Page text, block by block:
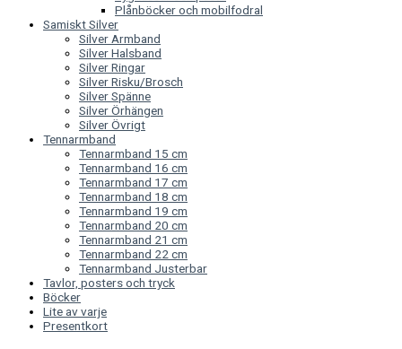
Plånböcker och mobilfodral
Samiskt Silver
Silver Armband
Silver Halsband
Silver Ringar
Silver Risku/Brosch
Silver Spänne
Silver Örhängen
Silver Övrigt
Tennarmband
Tennarmband 15 cm
Tennarmband 16 cm
Tennarmband 17 cm
Tennarmband 18 cm
Tennarmband 19 cm
Tennarmband 20 cm
Tennarmband 21 cm
Tennarmband 22 cm
Tennarmband Justerbar
Tavlor, posters och tryck
Böcker
Lite av varje
Presentkort